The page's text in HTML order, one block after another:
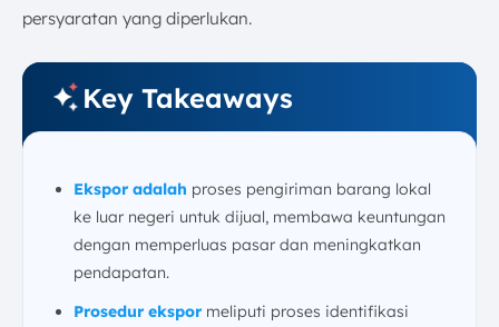
persyaratan yang diperlukan.
Key Takeaways
Ekspor adalah proses pengiriman barang lokal
ke luar negeri untuk dijual, membawa keuntungan
dengan memperluas pasar dan meningkatkan
pendapatan.
Prosedur ekspor meliputi proses identifikasi